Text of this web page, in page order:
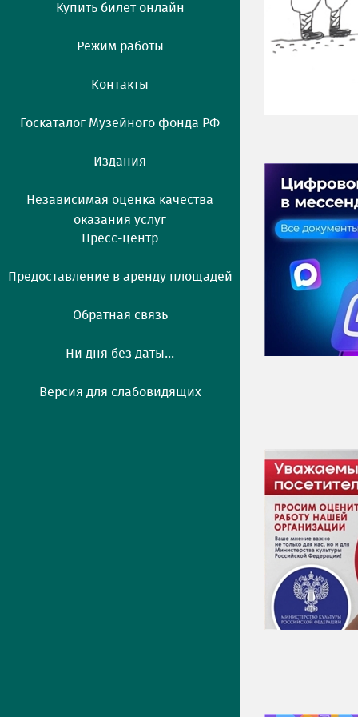
Купить билет онлайн
Режим работы
Контакты
Госкаталог Музейного фонда РФ
Издания
Независимая оценка качества
оказания услуг
Пресс-центр
Предоставление в аренду площадей
Обратная связь
Ни дня без даты...
Версия для слабовидящих